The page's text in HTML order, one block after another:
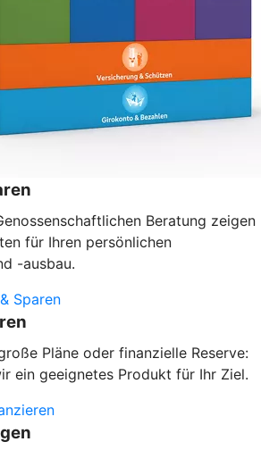
Beratung zeigen
für Ihren persönlichen
-ausbau.
Sparen
Pläne oder finanzielle Reserve:
ein geeignetes Produkt für Ihr Ziel.